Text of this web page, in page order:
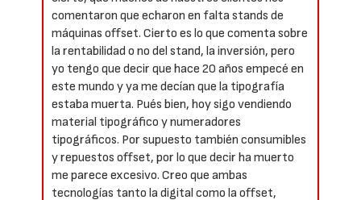
comentaron que echaron en falta stands de
máquinas offset. Cierto es lo que comenta sobre
la rentabilidad o no del stand, la inversión, pero
yo tengo que decir que hace 20 años empecé en
este mundo y ya me decían que la tipografía
estaba muerta. Pués bien, hoy sigo vendiendo
material tipográfico y numeradores
tipográficos. Por supuesto también consumibles
y repuestos offset, por lo que decir ha muerto
me parece excesivo. Creo que ambas
tecnologías tanto la digital como la offset,